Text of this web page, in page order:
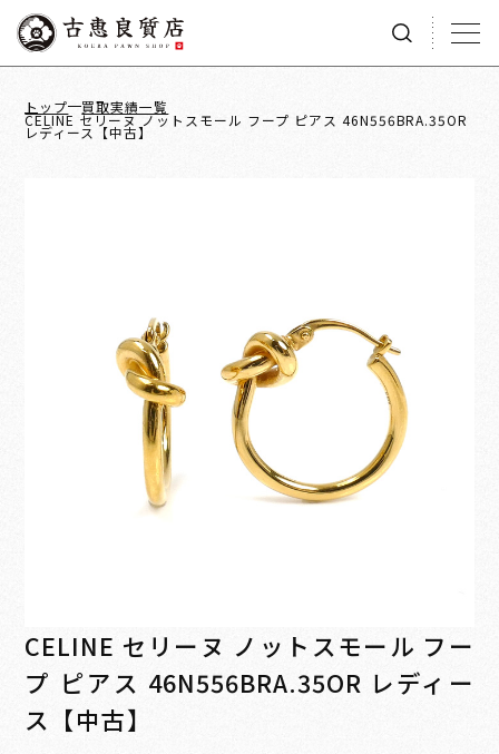
トップ 買取実績一覧
CELINE セリーヌ ノットスモール フープ ピアス 46N556BRA.35OR
レディース【中古】
CELINE セリーヌ ノットスモール フー
プ ピアス 46N556BRA.35OR レディー
ス【中古】